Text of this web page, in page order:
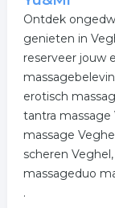
Wilt u geholpen
het maken van
Ontdek
genieten in
reserveer jouw
erotisch
tantra massage
massage
scheren
massageduo
.